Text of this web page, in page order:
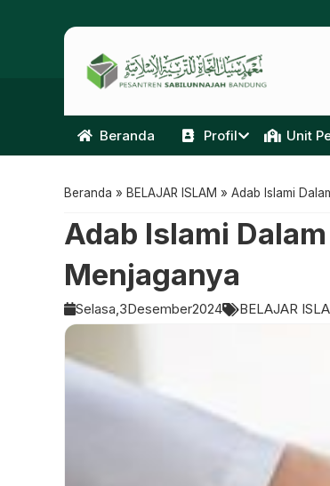
Beranda Profil Unit
Beranda » BELAJAR ISLAM » Adab Islami
Adab Islami
Menjaganya
Selasa,3Desember2024 BELAJAR